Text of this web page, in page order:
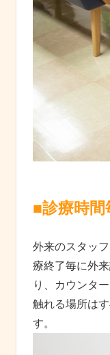
■診療時間
外来のスタッ
療終了毎に外
り、カウンタ
触れる場所は
す。